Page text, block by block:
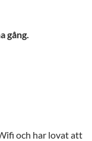
gång.
och har lovat att